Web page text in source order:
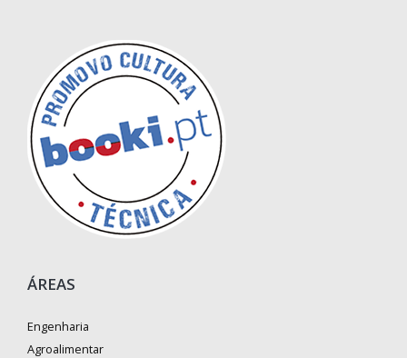
ÁREAS
Engenharia
Agroalimentar